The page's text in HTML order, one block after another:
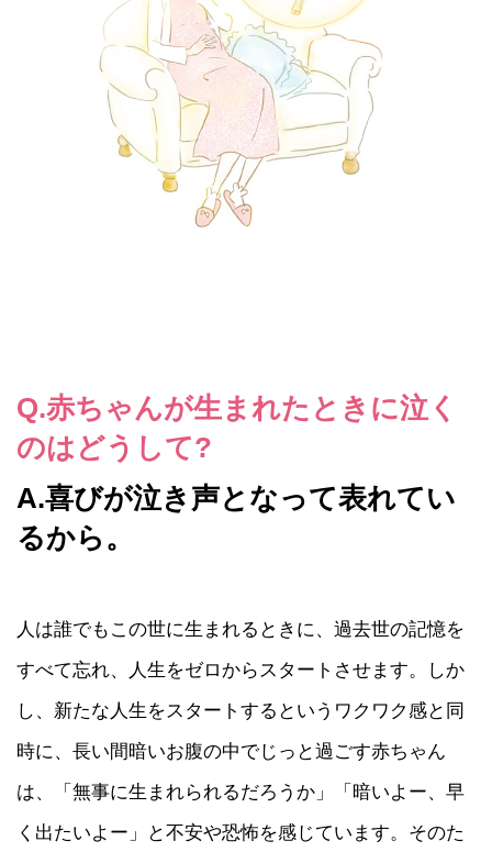
Q.赤ちゃんが生まれたときに泣く
のはどうして?
A.喜びが泣き声となって表れてい
るから。
人は誰でもこの世に生まれるときに、過去世の記憶を
すべて忘れ、人生をゼロからスタートさせます。しか
し、新たな人生をスタートするというワクワク感と同
時に、長い間暗いお腹の中でじっと過ごす赤ちゃん
は、「無事に生まれられるだろうか」「暗いよー、早
く出たいよー」と不安や恐怖を感じています。そのた